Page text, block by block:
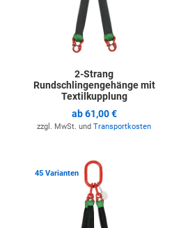
2-Strang
Rundschlingengehänge mit
Textilkupplung
ab61,00 €
zzgl. MwSt. und Transportkosten
Zur Merkliste hinzufügen
45 Varianten